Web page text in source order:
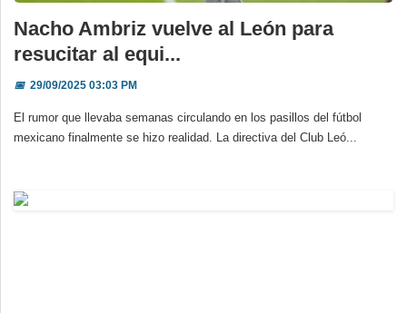
Nacho Ambriz vuelve al León para
resucitar al equi...
📅29/09/2025 03:03 PM
El rumor que llevaba semanas circulando en los pasillos del fútbol
mexicano finalmente se hizo realidad. La directiva del Club Leó...